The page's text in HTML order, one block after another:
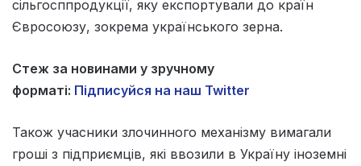
сільгосппродукції, яку експортували до країн
Євросоюзу, зокрема українського зерна.
Стеж за новинами у зручному
форматі: Підписуйся на наш Twitter
Також учасники злочинного механізму вимагали
гроші з підприємців, які ввозили в Україну іноземні